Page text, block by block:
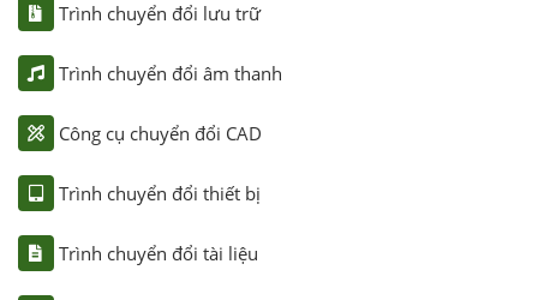
Trình chuyển đổi lưu trữ
Trình chuyển đổi âm thanh
Công cụ chuyển đổi CAD
Trình chuyển đổi thiết bị
Trình chuyển đổi tài liệu